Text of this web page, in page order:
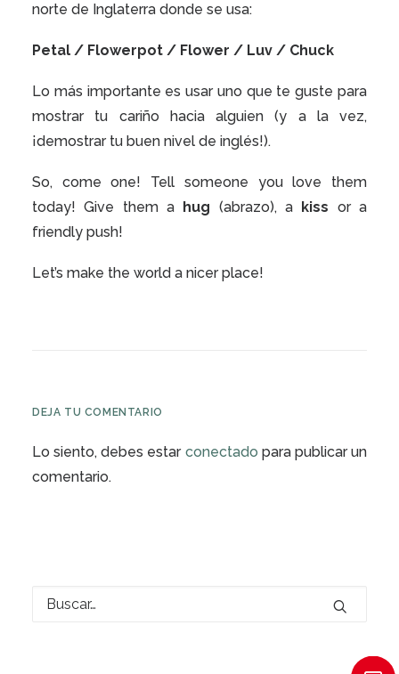
norte de Inglaterra donde se usa:
Petal / Flowerpot / Flower / Luv / Chuck
Lo más importante es usar uno que te guste para
mostrar tu cariño hacia alguien (y a la vez,
¡demostrar tu buen nivel de inglés!).
So, come one! Tell someone you love them
today! Give them a hug (abrazo), a kiss or a
friendly push!
Let’s make the world a nicer place!
DEJA TU COMENTARIO
Lo siento, debes estar conectado para publicar un
comentario.